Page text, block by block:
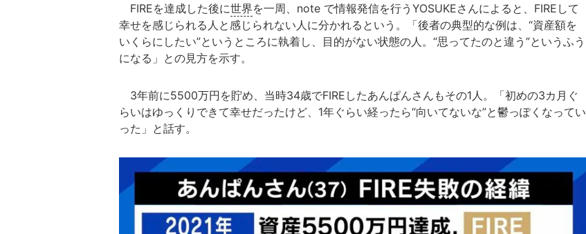
FIREを達成した後に世界を一周、note で情報発信を行うYOSUKEさんによると、FIREして
幸せを感じられる人と感じられない人に分かれるという。「後者の典型的な例は、“資産額を
いくらにしたい”というところに執着し、目的がない状態の人。“思ってたのと違う”というふう
になる」との見方を示す。
3年前に5500万円を貯め、当時34歳でFIREしたあんぱんさんもその1人。「初めの3カ月ぐ
らいはゆっくりできて幸せだったけど、1年ぐらい経ったら“向いてないな”と鬱っぽくなってい
った」と話す。